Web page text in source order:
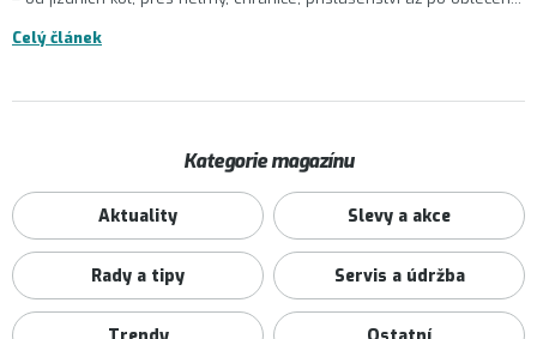
Celý článek
Kategorie magazínu
Aktuality Slevy a akce
Rady a tipy Servis a údržba